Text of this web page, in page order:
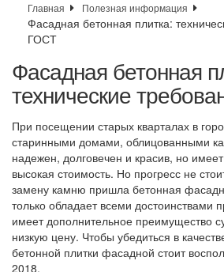
Главная Полезная информация
Фасадная бетонная плитка:
ГОСТ
Фасадная бетонная
технические
При посещении старых кварталах в
старинными домами, облицованными
надежен, долговечен и красив, но
высокая стоимость. Но прогресс не
замену камню пришла бетонная
только обладает всеми достоинствами
имеет дополнительное преимущество
низкую цену. Чтобы убедиться в
бетонной плитки фасадной стоит
2018.